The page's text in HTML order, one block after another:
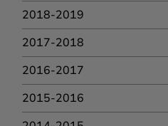
2018-2019
2017-2018
2016-2017
2015-2016